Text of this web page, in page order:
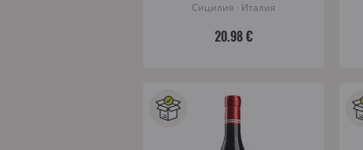
Сицилия · Италия
20.98 €